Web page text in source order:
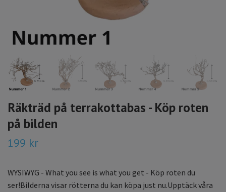
Räkträd på terrakottabas - Köp roten
på bilden
199 kr
WYSIWYG - What you see is what you get - Köp roten du
ser!Bilderna visar rötterna du kan köpa just nu.Upptäck våra